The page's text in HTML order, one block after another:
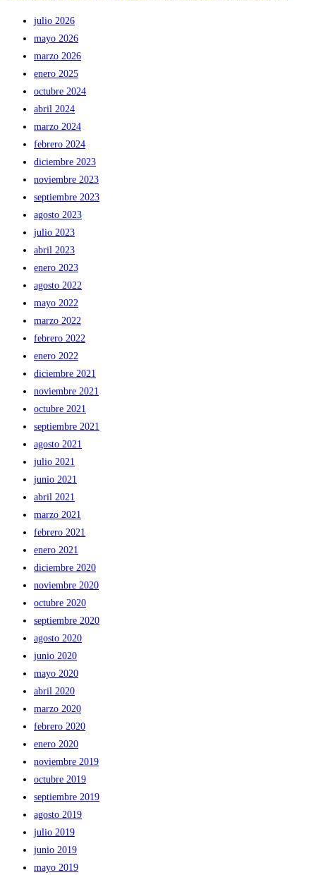
julio 2026
mayo 2026
marzo 2026
enero 2025
octubre 2024
abril 2024
marzo 2024
febrero 2024
diciembre 2023
noviembre 2023
septiembre 2023
agosto 2023
julio 2023
abril 2023
enero 2023
agosto 2022
mayo 2022
marzo 2022
febrero 2022
enero 2022
diciembre 2021
noviembre 2021
octubre 2021
septiembre 2021
agosto 2021
julio 2021
junio 2021
abril 2021
marzo 2021
febrero 2021
enero 2021
diciembre 2020
noviembre 2020
octubre 2020
septiembre 2020
agosto 2020
junio 2020
mayo 2020
abril 2020
marzo 2020
febrero 2020
enero 2020
noviembre 2019
octubre 2019
septiembre 2019
agosto 2019
julio 2019
junio 2019
mayo 2019